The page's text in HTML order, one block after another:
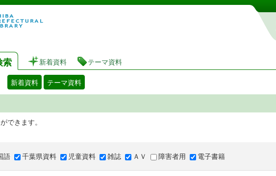
図書館 蔵書検索・予約システム
索 新着資料 テーマ資料
新着資料 テーマ資料
できます。
語 千葉県資料 児童資料 雑誌 ＡＶ 障害者用 電子書籍